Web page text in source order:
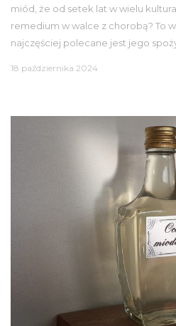
miód, że od setek lat w wielu
remedium w walce z chorobą? To
najczęściej polecane jest jego
18 października 2024